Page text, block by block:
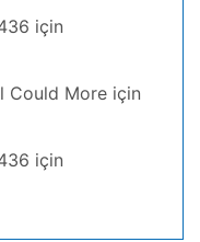
için
Could More için
için